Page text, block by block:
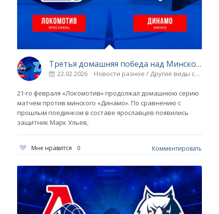
Третья домашняя победа над Минском - «Ярославский спорт»
22.02.2026 Новости разное / Другие виды спорта / Видео новости / Синхронное плавание / Парапланеризм / Плавание / Игровые виды спорта / ТЕННИС / Прыжки в воду / Борьба / ГОЛЬФ / Спорт
21-го февраля «Локомотив» продолжал домашнюю серию
матчем против минского «Динамо». По сравнению с
прошлым поединком в составе ярославцев появились
защитник Марк Ульев,
Мне нравится 0 Комментировать